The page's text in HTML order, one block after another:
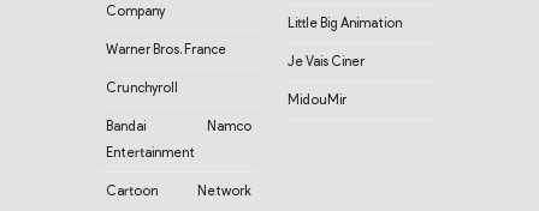
Company
Warner Bros. France
Crunchyroll
Bandai Namco
Entertainment
Cartoon Network
Little Big Animation
Je Vais Ciner
MidouMir